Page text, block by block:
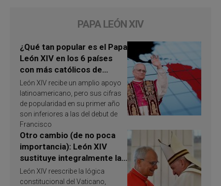
PAPA LEÓN XIV
¿Qué tan popular es el Papa
León XIV en los 6 países
con más católicos de
América Latina en 2026?
Publican resultados de
investigación
León XIV recibe un amplio apoyo
latinoamericano, pero sus cifras
de popularidad en su primer año
son inferiores a las del debut de
Francisco
Otro cambio (de no poca
importancia): León XIV
sustituye integralmente la
ley vaticana de Papa
Francisco
León XIV reescribe la lógica
constitucional del Vaticano,